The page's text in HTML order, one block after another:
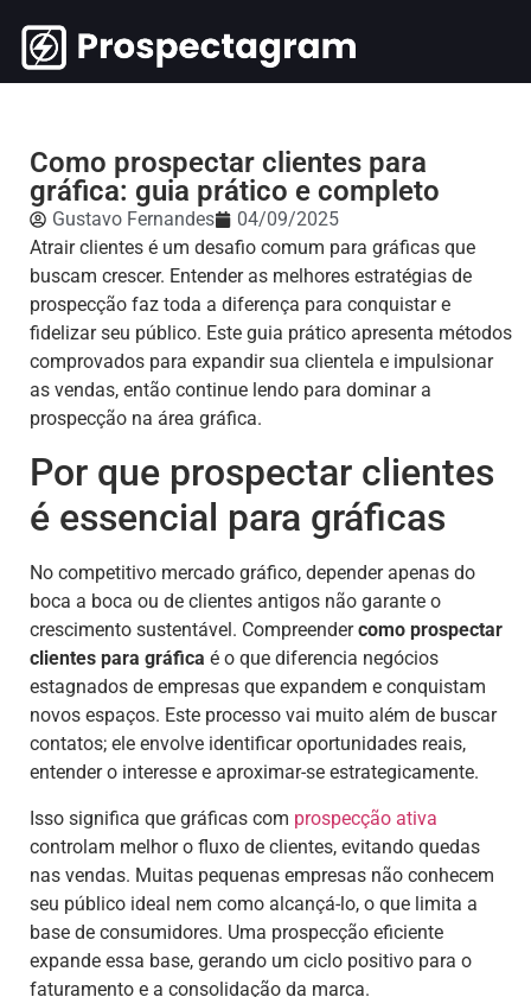
Como prospectar clientes para
gráfica: guia prático e completo
Gustavo Fernandes
04/09/2025
Atrair clientes é um desafio comum para gráficas que
buscam crescer. Entender as melhores estratégias de
prospecção faz toda a diferença para conquistar e
fidelizar seu público. Este guia prático apresenta métodos
comprovados para expandir sua clientela e impulsionar
as vendas, então continue lendo para dominar a
prospecção na área gráfica.
Por que prospectar clientes
é essencial para gráficas
No competitivo mercado gráfico, depender apenas do
boca a boca ou de clientes antigos não garante o
crescimento sustentável. Compreendercomo prospectar
clientes para gráfica é o que diferencia negócios
estagnados de empresas que expandem e conquistam
novos espaços. Este processo vai muito além de buscar
contatos; ele envolve identificar oportunidades reais,
entender o interesse e aproximar-se estrategicamente.
Isso significa que gráficas com prospecção ativa
controlam melhor o fluxo de clientes, evitando quedas
nas vendas. Muitas pequenas empresas não conhecem
seu público ideal nem como alcançá-lo, o que limita a
base de consumidores. Uma prospecção eficiente
expande essa base, gerando um ciclo positivo para o
faturamento e a consolidação da marca.